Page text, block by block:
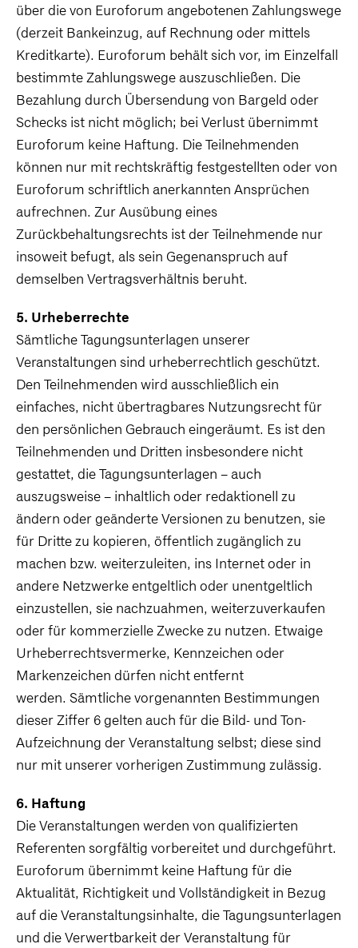
über die von Euroforum angebotenen Zahlungswege
(derzeit Bankeinzug, auf Rechnung oder mittels
Kreditkarte). Euroforum behält sich vor, im Einzelfall
bestimmte Zahlungswege auszuschließen. Die
Bezahlung durch Übersendung von Bargeld oder
Schecks ist nicht möglich; bei Verlust übernimmt
Euroforum keine Haftung. Die Teilnehmenden
können nur mit rechtskräftig festgestellten oder von
Euroforum schriftlich anerkannten Ansprüchen
aufrechnen. Zur Ausübung eines
Zurückbehaltungsrechts ist der Teilnehmende nur
insoweit befugt, als sein Gegenanspruch auf
demselben Vertragsverhältnis beruht.
5. Urheberrechte
Sämtliche Tagungsunterlagen unserer
Veranstaltungen sind urheberrechtlich geschützt.
Den Teilnehmenden wird ausschließlich ein
einfaches, nicht übertragbares Nutzungsrecht für
den persönlichen Gebrauch eingeräumt. Es ist den
Teilnehmenden und Dritten insbesondere nicht
gestattet, die Tagungsunterlagen – auch
auszugsweise – inhaltlich oder redaktionell zu
ändern oder geänderte Versionen zu benutzen, sie
für Dritte zu kopieren, öffentlich zugänglich zu
machen bzw. weiterzuleiten, ins Internet oder in
andere Netzwerke entgeltlich oder unentgeltlich
einzustellen, sie nachzuahmen, weiterzuverkaufen
oder für kommerzielle Zwecke zu nutzen. Etwaige
Urheberrechtsvermerke, Kennzeichen oder
Markenzeichen dürfen nicht entfernt
werden. Sämtliche vorgenannten Bestimmungen
dieser Ziffer 6 gelten auch für die Bild- und Ton-
Aufzeichnung der Veranstaltung selbst; diese sind
nur mit unserer vorherigen Zustimmung zulässig.
6. Haftung
Die Veranstaltungen werden von qualifizierten
Referenten sorgfältig vorbereitet und durchgeführt.
Euroforum übernimmt keine Haftung für die
Aktualität, Richtigkeit und Vollständigkeit in Bezug
auf die Veranstaltungsinhalte, die Tagungsunterlagen
und die Verwertbarkeit der Veranstaltung für